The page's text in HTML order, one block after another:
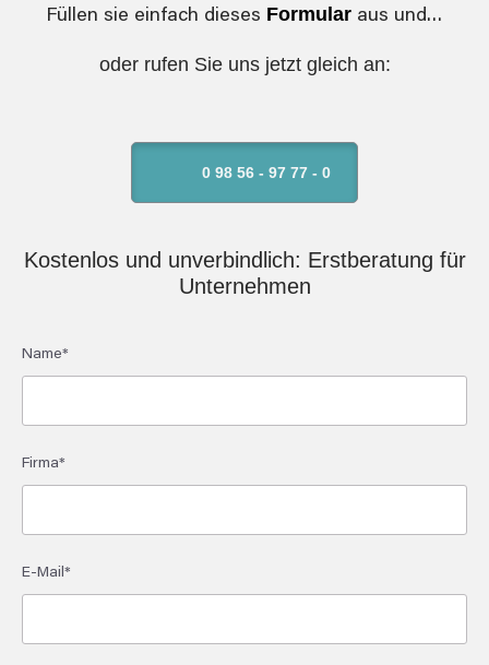
Füllen sie einfach dieses Formular aus und…
oder rufen Sie uns jetzt gleich an:
0 98 56 - 97 77 - 0
Kostenlos und unverbindlich: Erstberatung für
Unternehmen
Name*
Firma*
E-Mail*